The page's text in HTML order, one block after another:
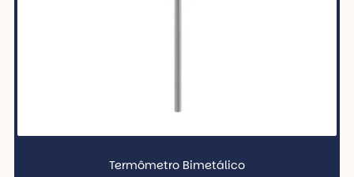
Termômetro Bimetálico